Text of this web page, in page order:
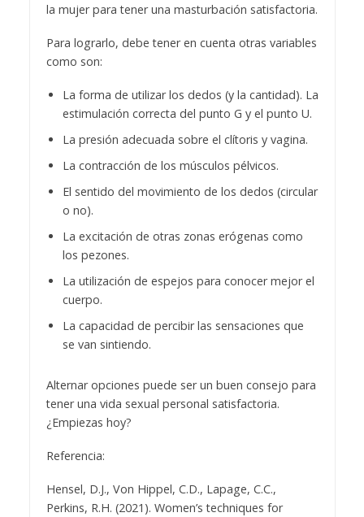
la mujer para tener una masturbación satisfactoria.
Para lograrlo, debe tener en cuenta otras variables
como son:
La forma de utilizar los dedos (y la cantidad). La
estimulación correcta del punto G y el punto U.
La presión adecuada sobre el clítoris y vagina.
La contracción de los músculos pélvicos.
El sentido del movimiento de los dedos (circular
o no).
La excitación de otras zonas erógenas como
los pezones.
La utilización de espejos para conocer mejor el
cuerpo.
La capacidad de percibir las sensaciones que
se van sintiendo.
Alternar opciones puede ser un buen consejo para
tener una vida sexual personal satisfactoria.
¿Empiezas hoy?
Referencia:
Hensel, D.J., Von Hippel, C.D., Lapage, C.C.,
Perkins, R.H. (2021). Women’s techniques for